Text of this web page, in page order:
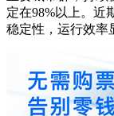
定在98%以上。近
稳定性，运行效率